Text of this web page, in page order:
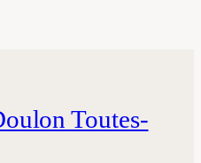
Toutes-